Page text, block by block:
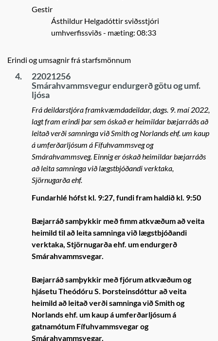
Gestir
Ásthildur Helgadóttir sviðsstjóri
umhverfissviðs- mæting: 08:33
Erindi og umsagnir frá starfsmönnum
4.
22021256
Smárahvammsvegur endurgerð götu og umf.
ljósa
Frá deildarstjóra framkvæmdadeildar, dags. 9. maí 2022,
lagt fram erindi þar sem óskað er heimildar bæjarráðs að
leitað verði samninga við Smith og Norlands ehf. um kaup
á umferðarljósum á Fífuhvammsveg og
Smárahvammsveg. Einnig er óskað heimildar bæjarráðs
að leita samninga við lægstbjóðandi verktaka,
Sjörnugarða ehf.
Fundarhlé hófst kl. 9:27, fundi fram haldið kl. 9:50
Bæjarráð samþykkir með fimm atkvæðum að veita
heimild til að leita samninga við lægstbjóðandi
verktaka, Stjörnugarða ehf. um endurgerð
Smárahvammsvegar.
Bæjarráð samþykkir með fjórum atkvæðum og
hjásetu Theódóru S. Þorsteinsdóttur að veita
heimild að leitað verði samninga við Smith og
Norlands ehf. um kaup á umferðarljósum á
gatnamótum Fífuhvammsvegar og
Smárahvammsvegar.